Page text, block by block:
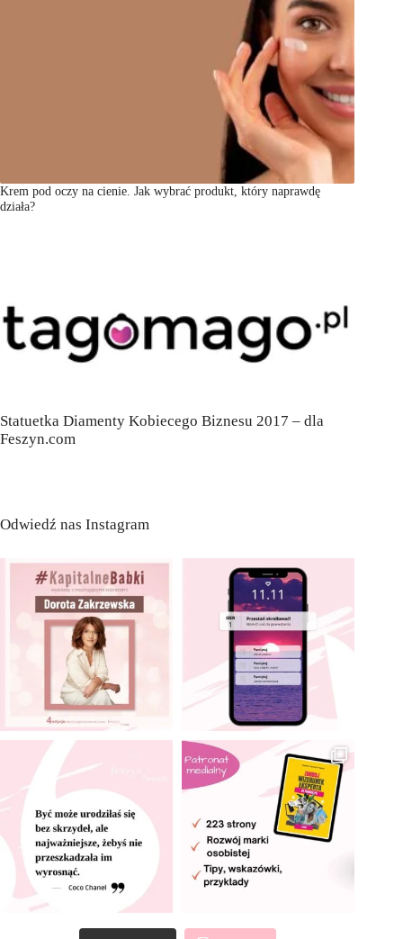
Krem pod oczy na cienie. Jak wybrać produkt, który naprawdę
działa?
Statuetka Diamenty Kobiecego Biznesu 2017 – dla
Feszyn.com
Odwiedź nas Instagram